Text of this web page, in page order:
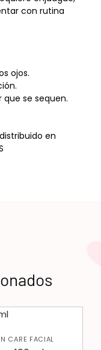
con rutina
ojos.
se sequen.
en
CARE FACIAL